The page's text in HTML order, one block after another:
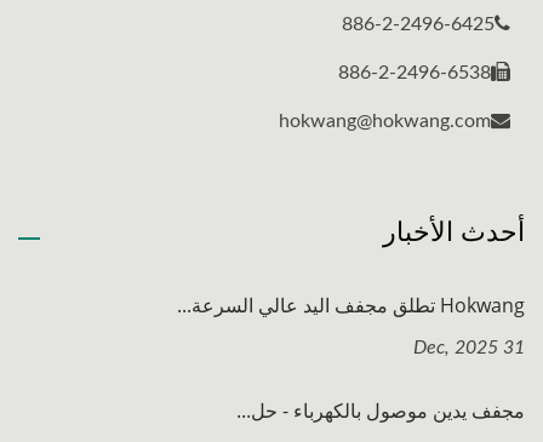
886-2-2496-6425
886-2-2496-6538
hokwang@hokwang.com
أحدث الأخبار
Hokwang تطلق مجفف اليد عالي السرعة...
31 Dec, 2025
مجفف يدين موصول بالكهرباء - حل...